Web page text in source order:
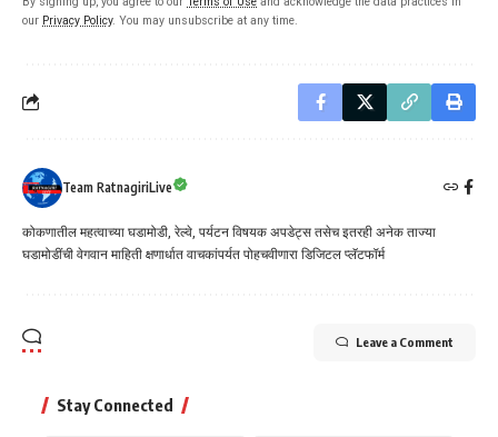
our Privacy Policy. You may unsubscribe at any time.
Team RatnagiriLive
कोकणातील महत्वाच्या घडामोडी, रेल्वे, पर्यटन विषयक अपडेट्स तसेच इतरही अनेक ताज्या
घडामोडींची वेगवान माहिती क्षणार्धात वाचकांपर्यत पोहचवीणारा डिजिटल प्लॅटफॉर्म
Leave a Comment
Stay Connected